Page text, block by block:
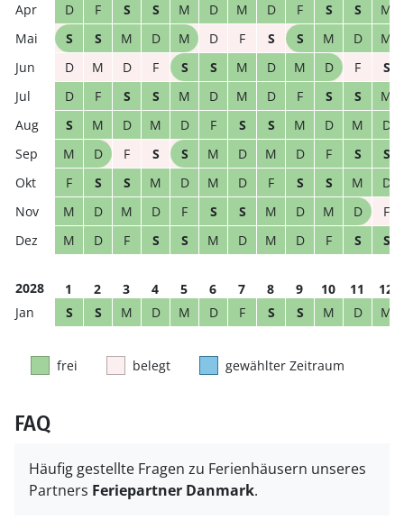
D
F S S M D M D F S S
M
S
S M D M D F S S M D
M
D
M D F S S M D M D F
S
D
F S S M D M D F S S
M
S
M D M D F S S M D M
D
M
D F S S M D M D F S
S
F
S S M D M D F S S M
D
M
D M D F S S M D M D
F
M
D F S S M D M D F S S
2028 1 2 3 4 5 6 7 8 9 10 11
12
S
S M D M D F S S M D M
frei belegt gewählter Zeitraum
FAQ
Häufig gestellte Fragen zu Ferienhäusern unseres
Partners Feriepartner Danmark.